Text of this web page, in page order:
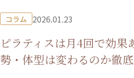
コラム 2026.01.23
ピラティスは月4回で効果
勢・体型は変わるのか徹